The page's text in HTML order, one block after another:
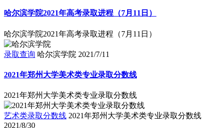
哈尔滨学院2021年高考录取进程（7月11日）
哈尔滨学院2021年高考录取进程（7月11日）
录取查询 哈尔滨学院 2021/7/11
2021年郑州大学美术类专业录取分数线
2021年郑州大学美术类专业录取分数线
艺术类录取分数线 2021年郑州大学美术类专业录取分数线
2021/8/30